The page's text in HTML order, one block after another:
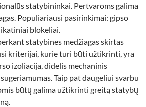
statybininkai. Pertvaroms galima
Populiariausi pasirinkimai: gipso
blokeliai.
statybines medžiagas skirtas
kriterijai, kurie turi būti užtikrinti, yra
izoliacija, didelis mechaninis
Taip pat daugeliui svarbu
būtų galima užtikrinti greitą statybų